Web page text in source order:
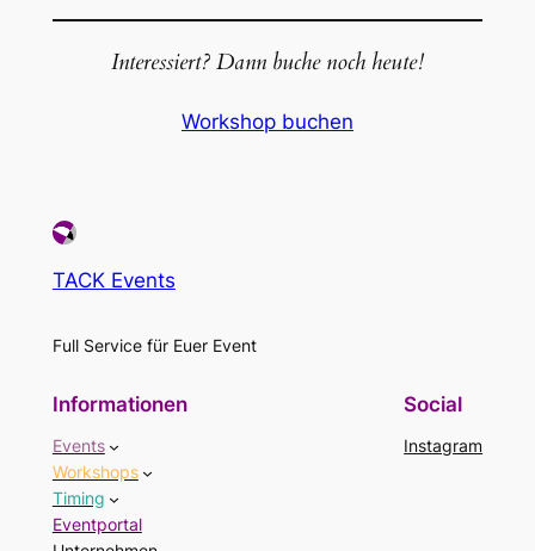
Interessiert? Dann buche noch heute!
Workshop buchen
TACK Events
Full Service für Euer Event
Informationen
Events
Workshops
Timing
Eventportal
Social
Instagram